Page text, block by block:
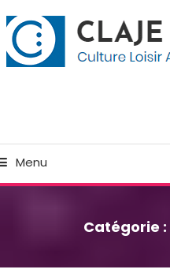
Menu
Catégorie :